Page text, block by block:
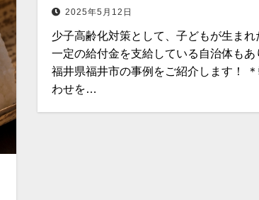
2025年5月12日
少子高齢化対策として、子どもが生まれ
一定の給付金を支給している自治体もあ
福井県福井市の事例をご紹介します！
わせを…